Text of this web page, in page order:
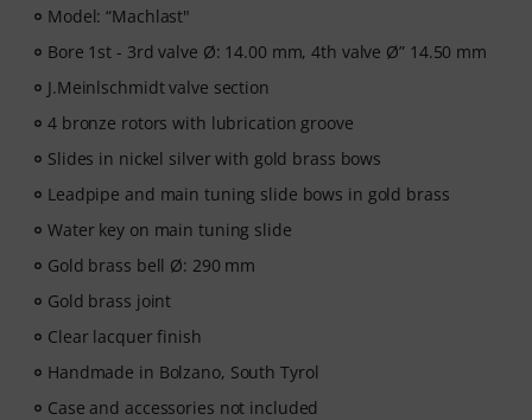
Model: “Machlast"
Bore 1st - 3rd valve Ø: 14.00 mm, 4th valve Ø” 14.50 mm
J.Meinlschmidt valve section
4 bronze rotors with lubrication groove
Slides in nickel silver with gold brass bows
Leadpipe and main tuning slide bows in gold brass
Water key on main tuning slide
Gold brass bell Ø: 290 mm
Gold brass joint
Clear lacquer finish
Handmade in Bolzano, South Tyrol
Case and accessories not included